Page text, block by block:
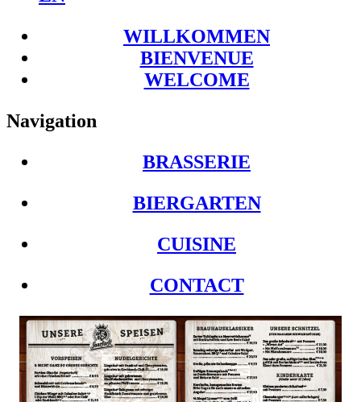
WILLKOMMEN
BIENVENUE
WELCOME
Navigation
BRASSERIE
BIERGARTEN
CUISINE
CONTACT